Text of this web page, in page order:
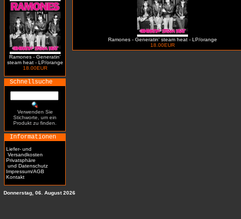
Ramones - Generatin'
steam heat - LP/orange
18.00EUR
Schnellsuche
Verwenden Sie
Stichworte, um ein
Produkt zu finden.
Informationen
Liefer- und
Versandkosten
Privatsphäre
und Datenschutz
Impressum/AGB
Kontakt
Ramones - Generatin' steam heat - LP/orange
18.00EUR
Donnerstag, 06. August 2026